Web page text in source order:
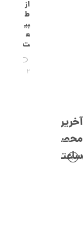
از
ط
بی
ع
ت
2
آخرین
محصولات
ساعتچی
R
8
8
0
ت
و
م